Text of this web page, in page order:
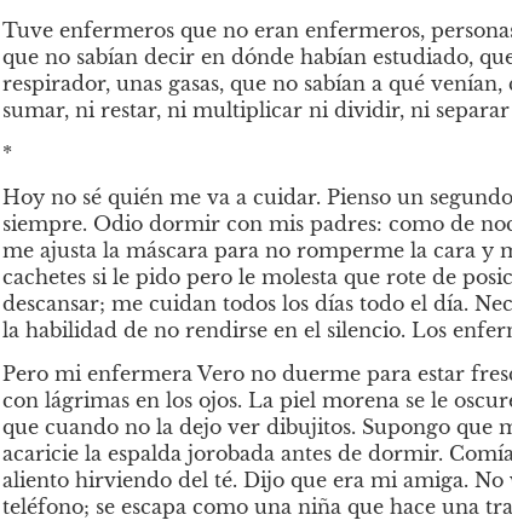
Tuve enfermeros que no eran enfermeros,
que no sabían decir en dónde habían estudiado,
respirador, unas gasas, que no sabían a qué
sumar, ni restar, ni multiplicar ni dividir, ni separar
*
Hoy no sé quién me va a cuidar. Pienso un
siempre. Odio dormir con mis padres: como de
me ajusta la máscara para no romperme la cara y
cachetes si le pido pero le molesta que rote de
descansar; me cuidan todos los días todo el día.
la habilidad de no rendirse en el silencio. Los
Pero mi enfermera Vero no duerme para estar
con lágrimas en los ojos. La piel morena se le
que cuando no la dejo ver dibujitos. Supongo que
acaricie la espalda jorobada antes de dormir.
aliento hirviendo del té. Dijo que era mi amiga. No
teléfono; se escapa como una niña que hace una